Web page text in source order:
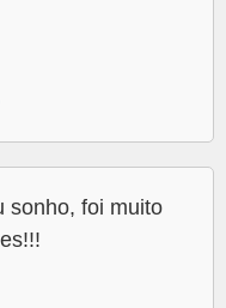
sonho, foi muito